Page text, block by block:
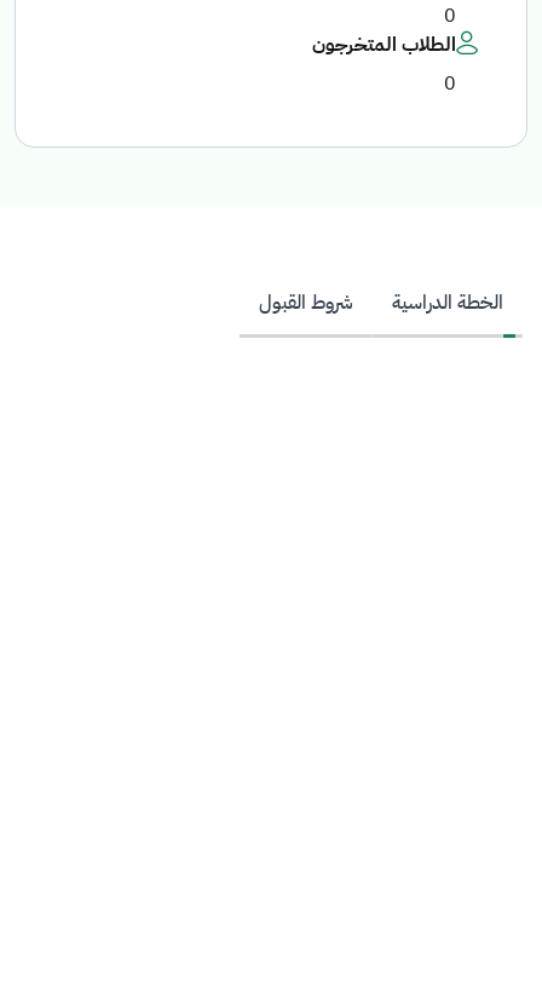
0
الطلاب المتخرجون
0
الخطة الدراسية شروط القبول